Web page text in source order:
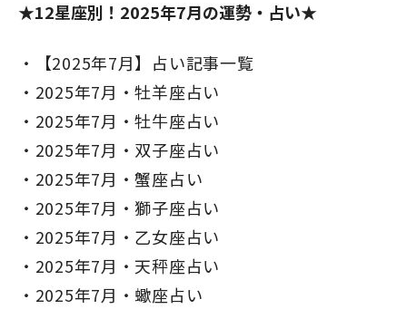
★12星座別！2025年7月の運勢・占い★
【2025年7月】占い記事一覧
2025年7月・牡羊座占い
2025年7月・牡牛座占い
2025年7月・双子座占い
2025年7月・蟹座占い
2025年7月・獅子座占い
2025年7月・乙女座占い
2025年7月・天秤座占い
2025年7月・蠍座占い